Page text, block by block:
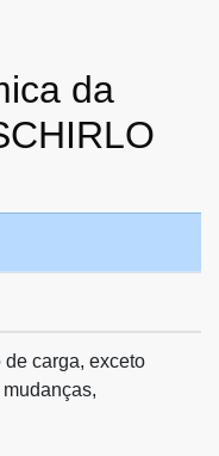
da
carga, exceto